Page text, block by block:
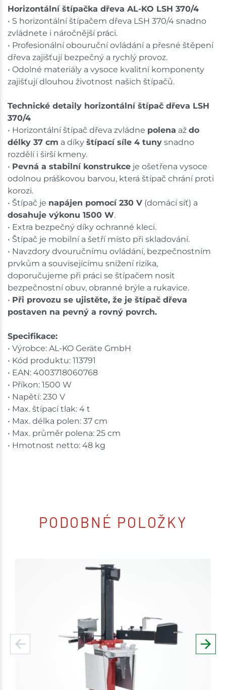
Horizontální štípačka dřeva AL-KO LSH 370/4
• S horizontální štípačem dřeva LSH 370/4 snadno
zvládnete i náročnější práci.
• Profesionální obouruční ovládání a přesné štěpení
dřeva zajišťují bezpečný a rychlý provoz.
• Odolné materiály a vysoce kvalitní komponenty
zajišťují dlouhou životnost našich štípačů.
Technické detaily horizontální štípač dřeva LSH
370/4
• Horizontální štípač dřeva zvládne polena až do
délky 37 cm a díky štípací síle 4 tuny snadno
rozdělí i širší kmeny.
• Pevná a stabilní konstrukce je ošetřena vysoce
odolnou práškovou barvou, která štípač chrání proti
korozi.
• Štípač je napájen pomocí 230 V (domácí síť) a
dosahuje výkonu 1500 W.
• Extra bezpečný díky ochranné kleci.
• Štípač je mobilní a šetří místo při skladování.
• Navzdory dvouručnímu ovládání, bezpečnostním
prvkům a souvisejícímu snížení rizika,
doporučujeme při práci se štípačem nosit
bezpečnostní obuv, obranné brýle a rukavice.
• Při provozu se ujistěte, že je štípač dřeva
postaven na pevný a rovný povrch.
Specifikace:
• Výrobce: AL-KO Geräte GmbH
• Kód produktu: 113791
• EAN: 4003718060768
• Příkon: 1500 W
• Napětí: 230 V
• Max. štípací tlak: 4 t
• Max. délka polen: 37 cm
• Max. průměr polena: 25 cm
• Hmotnost netto: 48 kg
PODOBNÉ POLOŽKY